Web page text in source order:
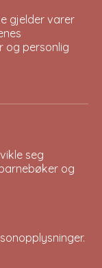
gjelder varer
og personlig
seg
og
.